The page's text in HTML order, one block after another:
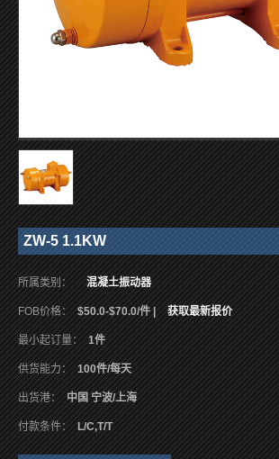
ZW-5 1.1KW
所属类别： 混凝土振动器
FOB价格： $50.0-$70.0/件 | 获取最新报价
最小起订量： 1件
供货能力： 100件/每天
出货港： 中国 宁波/上海
付款条件： L/C,T/T